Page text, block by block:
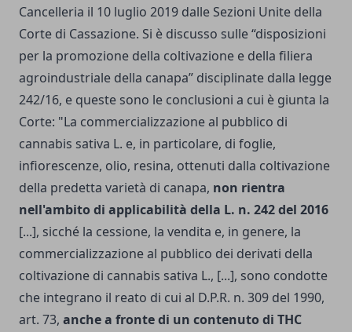
Cancelleria il 10 luglio 2019 dalle Sezioni Unite della
Corte di Cassazione. Si è discusso sulle “disposizioni
per la promozione della coltivazione e della filiera
agroindustriale della canapa” disciplinate dalla legge
242/16, e queste sono le conclusioni a cui è giunta la
Corte: "La commercializzazione al pubblico di
cannabis sativa L. e, in particolare, di foglie,
infiorescenze, olio, resina, ottenuti dalla coltivazione
della predetta varietà di canapa, non rientra
nell'ambito di applicabilità della L. n. 242 del 2016
[...], sicché la cessione, la vendita e, in genere, la
commercializzazione al pubblico dei derivati della
coltivazione di cannabis sativa L., [...], sono condotte
che integrano il reato di cui al D.P.R. n. 309 del 1990,
art. 73, anche a fronte di un contenuto di THC